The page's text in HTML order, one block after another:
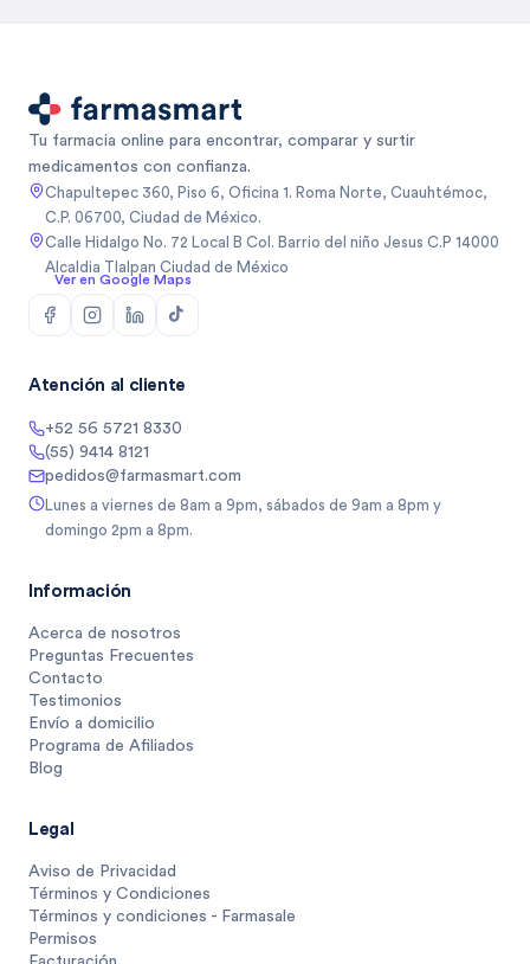
Tu farmacia online para encontrar, comparar y surtir
medicamentos con confianza.
Chapultepec 360, Piso 6, Oficina 1. Roma Norte, Cuauhtémoc,
C.P. 06700, Ciudad de México.
Calle Hidalgo No. 72 Local B Col. Barrio del niño Jesus C.P 14000
Alcaldia Tlalpan Ciudad de México
Ver en Google Maps
Atención al cliente
+52 56 5721 8330
(55) 9414 8121
pedidos@farmasmart.com
Lunes a viernes de 8am a 9pm, sábados de 9am a 8pm y
domingo 2pm a 8pm.
Información
Acerca de nosotros
Preguntas Frecuentes
Contacto
Testimonios
Envío a domicilio
Programa de Afiliados
Blog
Legal
Aviso de Privacidad
Términos y Condiciones
Términos y condiciones - Farmasale
Permisos